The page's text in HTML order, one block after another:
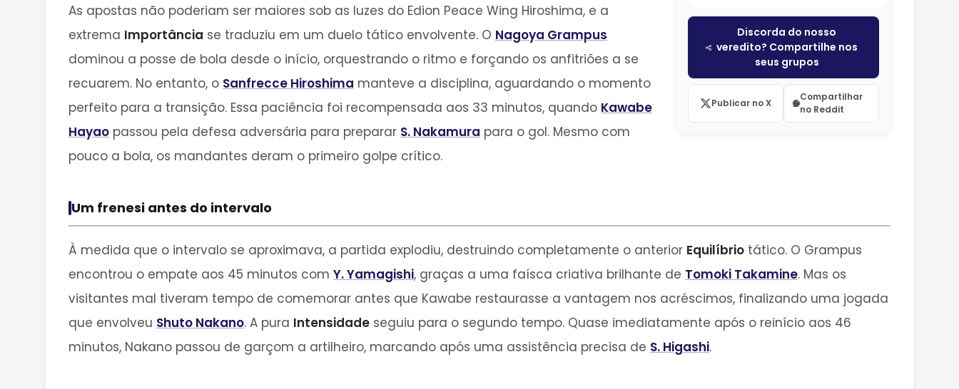
Discorda do nosso
veredito? Compartilhe nos
seus grupos
Publicar no X
Compartilhar
no Reddit
As apostas não poderiam ser maiores sob as luzes do Edion Peace Wing Hiroshima, e a
extrema Importância se traduziu em um duelo tático envolvente. O Nagoya Grampus
dominou a posse de bola desde o início, orquestrando o ritmo e forçando os anfitriões a se
recuarem. No entanto, o Sanfrecce Hiroshima manteve a disciplina, aguardando o momento
perfeito para a transição. Essa paciência foi recompensada aos 33 minutos, quando Kawabe
Hayao passou pela defesa adversária para preparar S. Nakamura para o gol. Mesmo com
pouco a bola, os mandantes deram o primeiro golpe crítico.
Um frenesi antes do intervalo
À medida que o intervalo se aproximava, a partida explodiu, destruindo completamente o anterior Equilíbrio tático. O Grampus
encontrou o empate aos 45 minutos com Y. Yamagishi, graças a uma faísca criativa brilhante de Tomoki Takamine. Mas os
visitantes mal tiveram tempo de comemorar antes que Kawabe restaurasse a vantagem nos acréscimos, finalizando uma jogada
que envolveu Shuto Nakano. A pura Intensidade seguiu para o segundo tempo. Quase imediatamente após o reinício aos 46
minutos, Nakano passou de garçom a artilheiro, marcando após uma assistência precisa de S. Higashi.